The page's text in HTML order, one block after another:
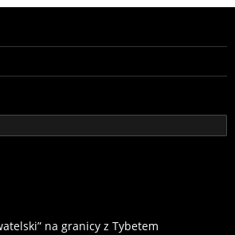
na granicy z Tybetem